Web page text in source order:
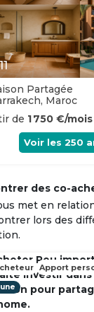
Partagée
Maroc
de 1 750 €/mois
Voir les 250
des co-
met en
lors des
Peu
investir
pour
Apport